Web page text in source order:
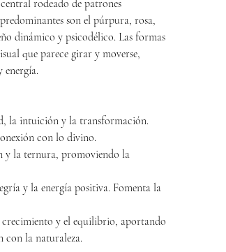
rodeado de patrones
son el púrpura, rosa,
dinámico y psicodélico. Las formas
que parece girar y moverse,
energía.
la intuición y la transformación.
con lo divino.
y la ternura, promoviendo la
y la energía positiva. Fomenta la
y el equilibrio, aportando
con la naturaleza.